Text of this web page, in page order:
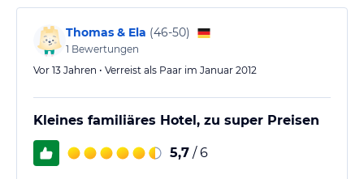
angeboten, was sich auch individuell, also von Tag
zu Tag absprechen lässt. Ist natürlich von Vorteil
wenn man eine Rundreise von einigen…
Thomas & Ela (46-50)
1 Bewertungen
Vor 13 Jahren • Verreist als Paar im Januar 2012
Kleines familiäres Hotel, zu super Preisen
5,7 / 6